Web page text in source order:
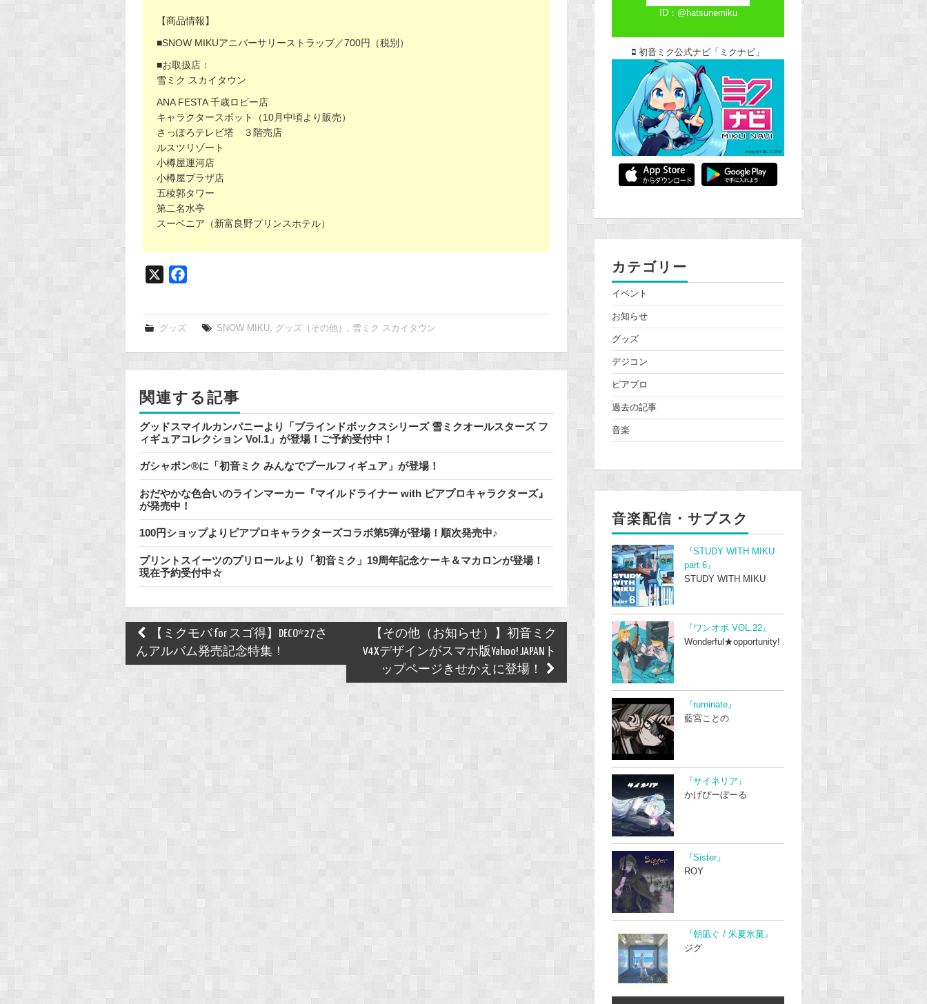
【商品情報】
■SNOW MIKUアニバーサリーストラップ／700円（税別）
■お取扱店：
雪ミク スカイタウン
ANA FESTA 千歳ロビー店
キャラクタースポット（10月中頃より販売）
さっぽろテレビ塔 ３階売店
ルスツリゾート
小樽屋運河店
小樽屋プラザ店
五稜郭タワー
第二名水亭
スーベニア（新富良野プリンスホテル）
k
グッズ SNOW MIKU グッズ（その他） 雪ミク スカイタウン
関連する記事
グッドスマイルカンパニーより「ブラインドボックスシリーズ 雪ミクオールスターズ フ
ィギュアコレクション Vol.1」が登場！ご予約受付中！
ガシャポン®に「初音ミク みんなでプールフィギュア」が登場！
おだやかな色合いのラインマーカー『マイルドライナー with ピアプロキャラクターズ』
が発売中！
100円ショップよりピアプロキャラクターズコラボ第5弾が登場！順次発売中♪
プリントスイーツのプリロールより「初音ミク」19周年記念ケーキ＆マカロンが登場！
現在予約受付中☆
Post
navigation
【ミクモバ for スゴ得】DECO*27さ
んアルバム発売記念特集！
【その他（お知らせ）】初音ミク
V4Xデザインがスマホ版Yahoo! JAPANト
ップページきせかえに登場！
ID：@hatsunemiku
初音ミク公式ナビ「ミクナビ」
カテゴリー
イベント
お知らせ
グッズ
デジコン
ピアプロ
過去の記事
音楽
音楽配信・サブスク
『STUDY WITH MIKU
part 6』
STUDY WITH MIKU
『ワンオポ VOL.22』
Wonderful★opportunity!
『ruminate』
藍宮ことの
『サイネリア』
かげぴーぼーる
『Sister』
ROY
『朝凪ぐ / 朱夏氷菓』
ジグ